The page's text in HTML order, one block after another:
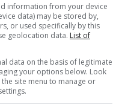
information from your device
data) may be stored by,
or used specifically by this
geolocation data. List of
data on the basis of legitimate
your options below. Look
site menu to manage or